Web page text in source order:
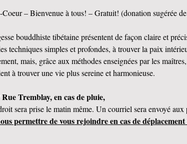
– Bienvenue à tous! – Gratuit! (donation sugérée
bouddhiste tibétaine présentent de façon claire et
techniques simples et profondes, à trouver la paix
mais, grâce aux méthodes enseignées par les
à trouver une vie plus sereine et harmonieuse.
Tremblay, en cas de pluie,
sera prise le matin même. Un courriel sera envoyé aux
permettre de vous rejoindre en cas de